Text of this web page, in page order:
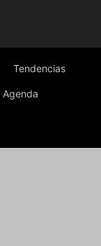
Tendencias
Agenda